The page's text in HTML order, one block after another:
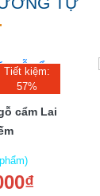
Tiết kiệm:
57%
cẩm Lai